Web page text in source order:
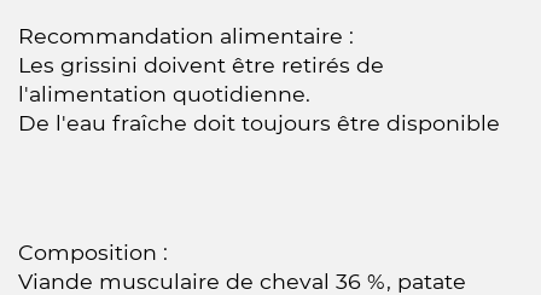
Recommandation alimentaire :
Les grissini doivent être retirés de
l'alimentation quotidienne.
De l'eau fraîche doit toujours être disponible
Composition :
Viande musculaire de cheval 36 %, patate